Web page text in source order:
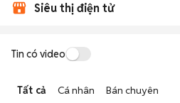
nhiều ở TP Biên Hòa, TP Long Khánh…
Chủ động kiểm tra máy: Dễ dàng hẹn
tình trạng máy trước khi mua.
Mua bán nhanh chóng: Giao dịch trực
bên đồng ý.
Siêu thị điện tử
Tin có video
Tất cả Cá nhân Bán chuyên